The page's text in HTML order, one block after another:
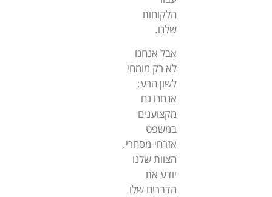
הלקוחות
שלנו.
אבל אנחנו
לא רק מומחי
לשון הרע;
אנחנו גם
מקצוענים
במשפט
אזרחי-מסחרי.
הצוות שלנו
יודע את
הדברים שלו